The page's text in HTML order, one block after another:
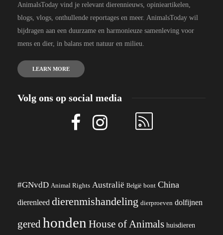
AnimalsToday vind je relevant dierennieuws, opinieartikelen,
blogs, vlogs, onthullende reportages en meer. AnimalsToday wil
bijdragen aan een duurzame en harmonieuze samenleving voor
mens en dier, in balans met natuur en milieu.
LEARN MORE
Volg ons op social media
#GNvdD Animal Rights Australië België bont China
dierenleed dierenmishandeling dierproeven dolfijnen
geredhonden House of Animals huisdieren